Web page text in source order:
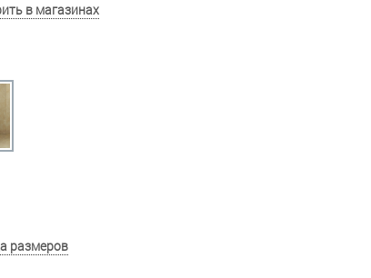
в магазинах
размеров